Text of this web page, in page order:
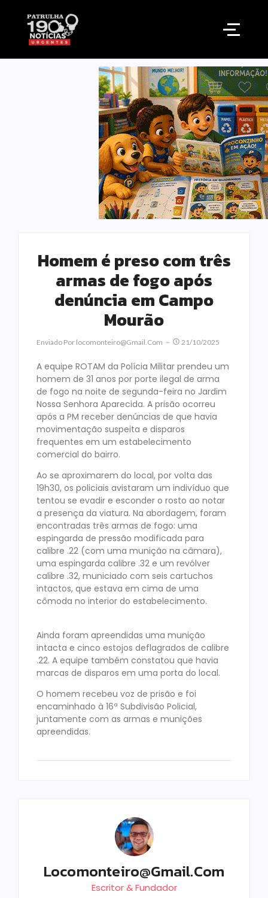
Homem é preso com três
armas de fogo após
denúncia em Campo
Mourão
Enviado Por Locomonteiro@gmail.com 21/10/2025
A equipe ROTAM da Polícia Militar prendeu um
homem de 31 anos por porte ilegal de arma
de fogo na noite de segunda-feira no Jardim
Nossa Senhora Aparecida. A prisão ocorreu
após a PM receber denúncias de que havia
movimentação suspeita e disparos
frequentes em um estabelecimento
comercial do bairro.
Ao se aproximarem do local, por volta das
19h30, os policiais avistaram um indivíduo que
tentou se evadir e esconder o rosto ao notar
a presença da viatura. Na abordagem, foram
encontradas três armas de fogo: uma
espingarda de pressão modificada para
calibre .22 (com uma munição na câmara),
uma espingarda calibre .32 e um revólver
calibre .32, municiado com seis cartuchos
intactos, que estava em cima de uma
cômoda no interior do estabelecimento.
Ainda foram apreendidas uma munição
intacta e cinco estojos deflagrados de calibre
.22. A equipe também constatou que havia
marcas de disparos em uma porta do local.
O homem recebeu voz de prisão e foi
encaminhado à 16ª Subdivisão Policial,
juntamente com as armas e munições
apreendidas.
Locomonteiro@gmail.com
Escritor & Fundador